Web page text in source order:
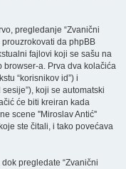
pregledanje “Zvanični
prouzrokovati da phpBB
fajlovi koji se sašu na
browser-a. Prva dva kolačića
“korisnikov id”) i
koji se automatski
će biti kreiran kada
scene ''Miroslav Antić''
ste čitali, i tako povećava
pregledate “Zvanični